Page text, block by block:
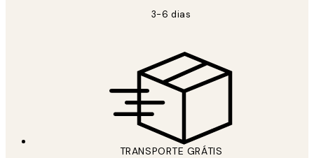
3-6 dias
TRANSPORTE GRÁTIS